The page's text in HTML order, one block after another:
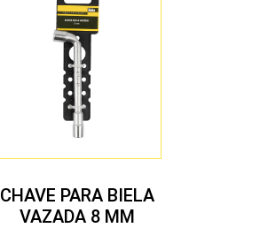
CHAVE PARA BIELA
VAZADA 8 MM